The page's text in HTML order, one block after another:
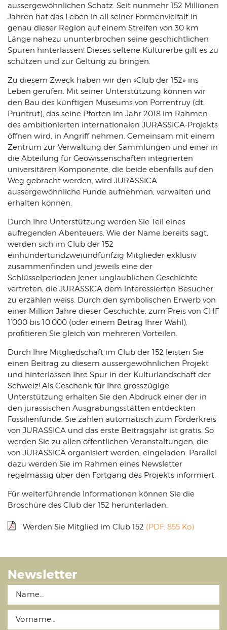
aussergewöhnlichen Schatz. Seit nunmehr 152 Millionen
Jahren hat das Leben in all seiner Formenvielfalt in
genau dieser Region auf einem Streifen von 30 km
Länge nahezu ununterbrochen seine geschichtlichen
Spuren hinterlassen! Dieses seltene Kulturerbe gilt es zu
schützen und zur Geltung zu bringen.
Zu diesem Zweck haben wir den «Club der 152» ins
Leben gerufen. Mit seiner Unterstützung können wir
den Bau des künftigen Museums von Porrentruy (dt.
Pruntrut), das seine Pforten im Jahr 2018 im Rahmen
des ambitionierten internationalen JURASSICA-Projekts
öffnen wird, in Angriff nehmen. Gemeinsam mit einem
Zentrum zur Verwaltung der Sammlungen und einer in
die Abteilung für Geowissenschaften integrierten
universitären Komponente, die beide ebenfalls auf den
Weg gebracht werden, wird JURASSICA
aussergewöhnliche Funde aufnehmen, verwalten und
erhalten können.
Durch Ihre Unterstützung werden Sie Teil eines
aufregenden Abenteuers. Wie der Name bereits sagt,
werden sich im Club der 152
einhundertundzweiundfünfzig Mitglieder exklusiv
zusammenfinden und jeweils eine der
Schlüsselperioden jener unglaublichen Geschichte
vertreten, die JURASSICA dem interessierten Besucher
zu erzählen weiss. Durch den symbolischen Erwerb von
einer Million Jahre dieser Geschichte, zum Preis von CHF
1’000 bis 10’000 (oder einem Betrag Ihrer Wahl),
profitieren Sie gleich von mehreren Vorteilen.
Durch Ihre Mitgliedschaft im Club der 152 leisten Sie
einen Beitrag zu diesem aussergewöhnlichen Projekt
und hinterlassen Ihre Spur in der Kulturlandschaft der
Schweiz! Als Geschenk für Ihre grosszügige
Unterstützung erhalten Sie den Abdruck einer der in
den jurassischen Ausgrabungsstätten entdeckten
Fossilienfunde. Sie zählen automatisch zum Förderkreis
von JURASSICA und das erste Beitragsjahr ist gratis. So
werden Sie zu allen öffentlichen Veranstaltungen, die
von JURASSICA organisiert werden, eingeladen. Parallel
dazu werden Sie im Rahmen eines Newsletter
regelmässig über den Fortgang des Projekts informiert.
Für weiterführende Informationen können Sie die
Broschüre des Club der 152 herunterladen.
Werden Sie Mitglied im Club 152 (PDF, 855 Ko)
Newsletter